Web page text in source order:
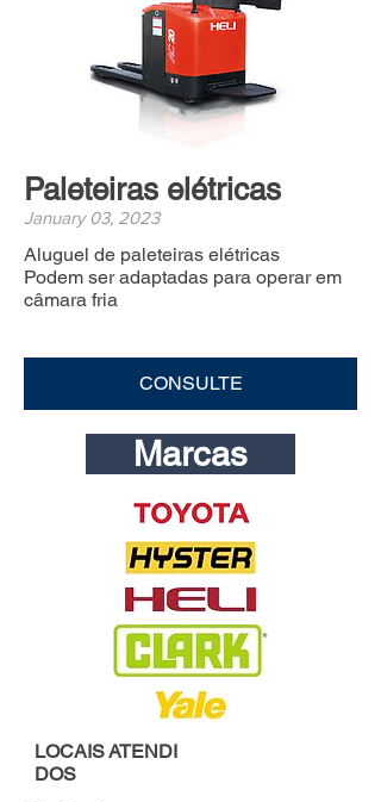
Paleteiras elétricas
January 03, 2023
Aluguel de paleteiras elétricas
Podem ser adaptadas para operar em
câmara fria
CONSULTE
Marcas
LOCAISATENDI
DOS